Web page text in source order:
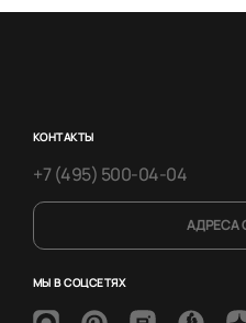
КОНТАКТЫ
+7 (495) 500-04-04
АДРЕСА
МЫ В СОЦСЕТЯХ